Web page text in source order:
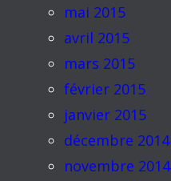
mai 2015
avril 2015
mars 2015
février 2015
janvier 2015
décembre 2014
novembre 2014